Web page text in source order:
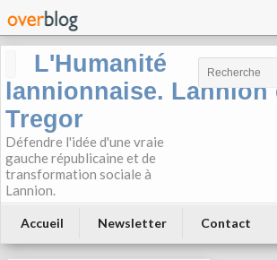
L'Humanité
lannionnaise. Lannion
Tregor
Défendre l'idée d'une vraie
gauche républicaine et de
transformation sociale à
Lannion.
Accueil Newsletter Contact